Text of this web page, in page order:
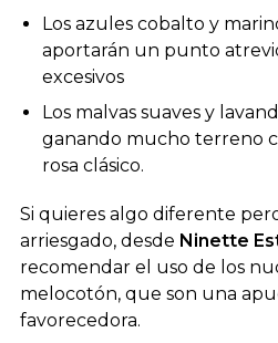
Los azules cobalto y
aportarán un punto
excesivos
Los malvas suaves y
ganando mucho terreno
rosa clásico.
Si quieres algo diferente
arriesgado, desde Ninette
recomendar el uso de los
melocotón, que son una
favorecedora.